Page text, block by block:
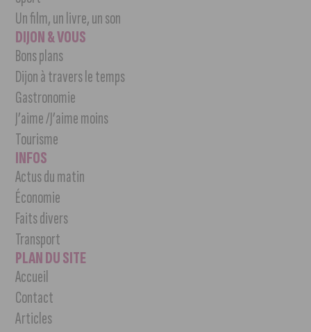
Un film, un livre, un son
DIJON & VOUS
Bons plans
Dijon à travers le temps
Gastronomie
J’aime /J’aime moins
Tourisme
INFOS
Actus du matin
Économie
Faits divers
Transport
PLAN DU SITE
Accueil
Contact
Articles